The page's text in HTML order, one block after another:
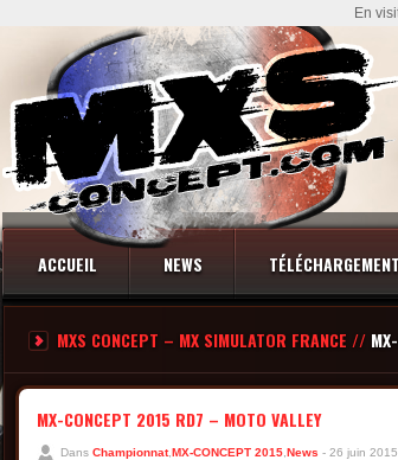
ACCUEIL NEWS
CONTACT
MXS CONCEPT – MX SIMULATOR FRANCE //
MX-CONCEPT 2015 RD7 – MOTO VALLEY
Dans Championnat,MX-CONCEPT 2015 News - 26 juin 2015
En